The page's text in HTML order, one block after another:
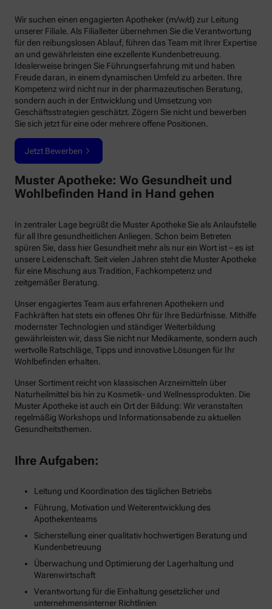
Wir suchen einen engagierten Apotheker (m/w/d) zur Leitung
unserer Filiale. Als Filialleiter übernehmen Sie die Verantwortung
für den reibungslosen Ablauf, führen das Team mit Ihrer Expertise
an und gewährleisten eine exzellente Kundenbetreuung.
Idealerweise bringen Sie Führungserfahrung mit und haben
Freude daran, in einem dynamischen Umfeld zu arbeiten. Ihre
Kompetenz wird nicht nur in der pharmazeutischen Beratung,
sondern auch in der Entwicklung und Umsetzung von
Geschäftsstrategien geschätzt. Zögern Sie nicht und bewerben
Sie sich jetzt für eine oder mehrere offene Positionen.
Jetzt Bewerben
Muster Apotheke: Wo Gesundheit und
Wohlbefinden Hand in Hand gehen
In zentraler Lage begrüßt die Muster Apotheke Sie als Anlaufstelle
für all Ihre gesundheitlichen Anliegen. Schon beim Betreten
spüren Sie, dass hier Gesundheit mehr als nur ein Wort ist – es ist
unsere Leidenschaft. Seit vielen Jahren steht die Muster Apotheke
für eine Mischung aus Tradition, Fachkompetenz und
zeitgemäßer Beratung.
Unser engagiertes Team aus erfahrenen Apothekern und
Fachkräften hat stets ein offenes Ohr für Ihre Bedürfnisse. Mithilfe
modernster Technologien und ständiger Weiterbildung
gewährleisten wir, dass Sie nicht nur Medikamente, sondern auch
wertvolle Ratschläge, Tipps und innovative Lösungen für Ihr
Wohlbefinden erhalten.
Unser Sortiment reicht von klassischen Arzneimitteln über
Naturheilmittel bis hin zu Kosmetik- und Wellnessprodukten. Die
Muster Apotheke ist auch ein Ort der Bildung: Wir veranstalten
regelmäßig Workshops und Informationsabende zu aktuellen
Gesundheitsthemen.
Ihre Aufgaben:
Leitung und Koordination des täglichen Betriebs
Führung, Motivation und Weiterentwicklung des
Apothekenteams
Sicherstellung einer qualitativ hochwertigen Beratung und
Kundenbetreuung
Überwachung und Optimierung der Lagerhaltung und
Warenwirtschaft
Verantwortung für die Einhaltung gesetzlicher und
unternehmensinterner Richtlinien